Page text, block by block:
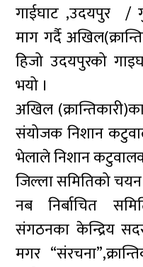
गाईघाट ,उदयपुर /
माग गर्दै
हिजो उदयपुरको
भयो ।
अखिल
संयोजक निशान
भेलाले निशान
जिल्ला समितिको
नब निर्बाचित
संगठनका केन्द्रिय
मगर